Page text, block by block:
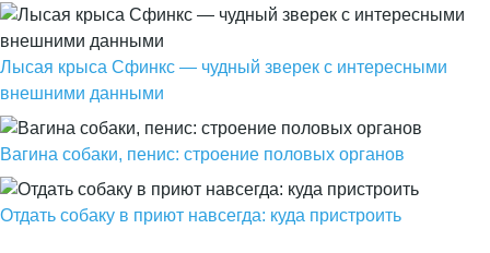
Лысая крыса Сфинкс — чудный зверек с интересными
внешними данными
Вагина собаки, пенис: строение половых органов
Отдать собаку в приют навсегда: куда пристроить